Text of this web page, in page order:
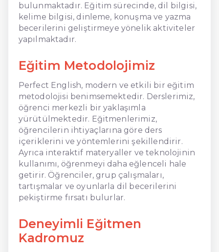
bulunmaktadır. Eğitim sürecinde, dil bilgisi,
kelime bilgisi, dinleme, konuşma ve yazma
becerilerini geliştirmeye yönelik aktiviteler
yapılmaktadır.
Eğitim Metodolojimiz
Perfect English, modern ve etkili bir eğitim
metodolojisi benimsemektedir. Derslerimiz,
öğrenci merkezli bir yaklaşımla
yürütülmektedir. Eğitmenlerimiz,
öğrencilerin ihtiyaçlarına göre ders
içeriklerini ve yöntemlerini şekillendirir.
Ayrıca interaktif materyaller ve teknolojinin
kullanımı, öğrenmeyi daha eğlenceli hale
getirir. Öğrenciler, grup çalışmaları,
tartışmalar ve oyunlarla dil becerilerini
pekiştirme fırsatı bulurlar.
Deneyimli Eğitmen
Kadromuz